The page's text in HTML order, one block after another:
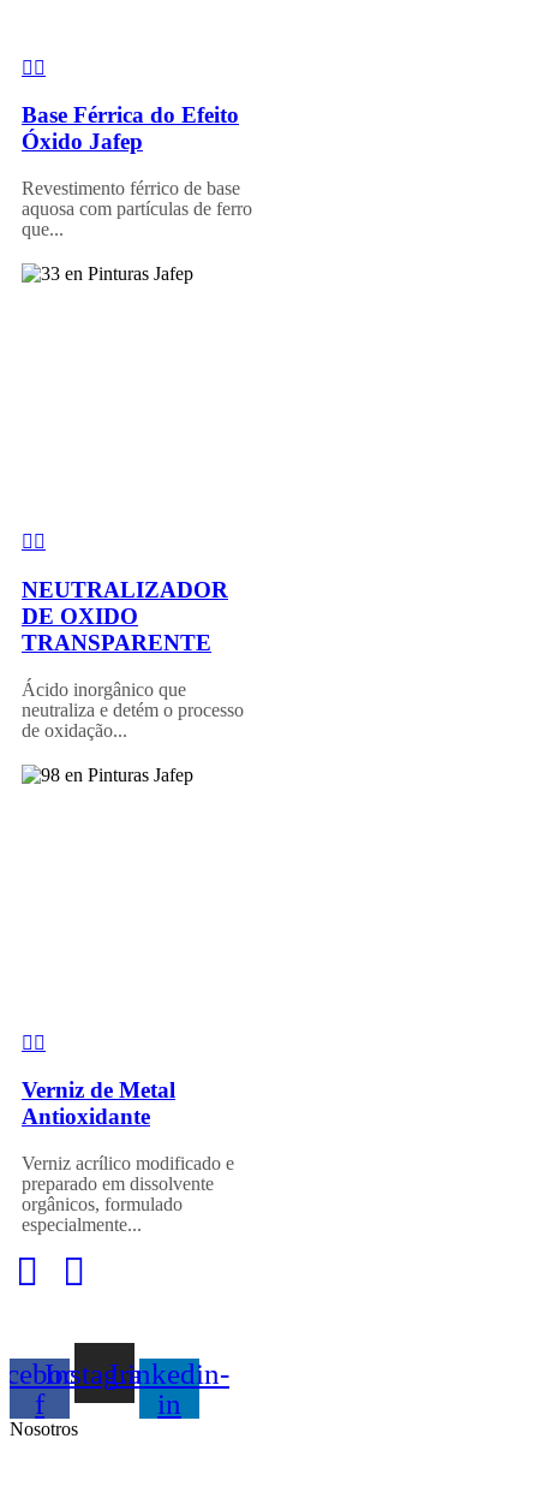
Base Férrica do Efeito
Óxido Jafep
Revestimento férrico de base
aquosa com partículas de ferro
que...
NEUTRALIZADOR
DE OXIDO
TRANSPARENTE
Ácido inorgânico que
neutraliza e detém o processo
de oxidação...
Verniz de Metal
Antioxidante
Verniz acrílico modificado e
preparado em dissolvente
orgânicos, formulado
especialmente...
f
InstagramLinkedin-
in
Nosotros